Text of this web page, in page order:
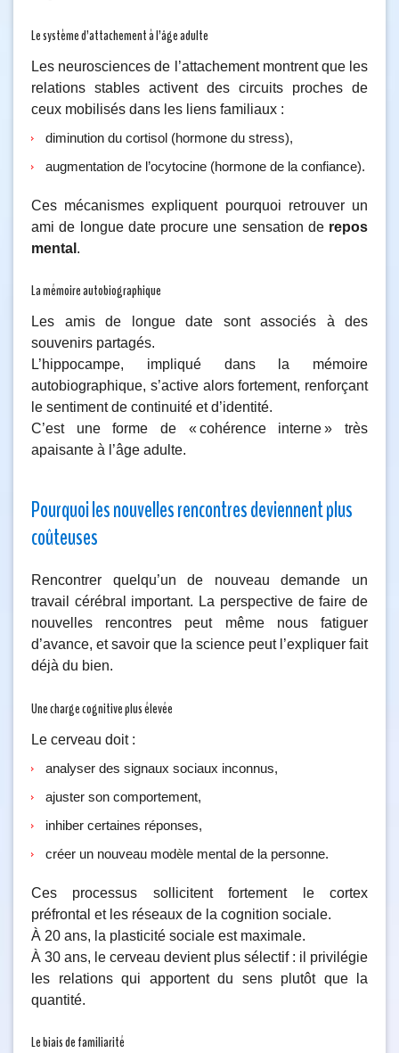
Le système d’attachement à l’âge adulte
Les neurosciences de l’attachement montrent que les
relations stables activent des circuits proches de
ceux mobilisés dans les liens familiaux :
diminution du cortisol (hormone du stress),
augmentation de l’ocytocine (hormone de la confiance).
Ces mécanismes expliquent pourquoi retrouver un
ami de longue date procure une sensation de repos
mental .
La mémoire autobiographique
Les amis de longue date sont associés à des
souvenirs partagés.
L’hippocampe, impliqué dans la mémoire
autobiographique, s’active alors fortement, renforçant
le sentiment de continuité et d’identité.
C’est une forme de « cohérence interne » très
apaisante à l’âge adulte.
Pourquoi les nouvelles rencontres deviennent plus
coûteuses
Rencontrer quelqu’un de nouveau demande un
travail cérébral important. La perspective de faire de
nouvelles rencontres peut même nous fatiguer
d’avance, et savoir que la science peut l’expliquer fait
déjà du bien.
Une charge cognitive plus élevée
Le cerveau doit :
analyser des signaux sociaux inconnus,
ajuster son comportement,
inhiber certaines réponses,
créer un nouveau modèle mental de la personne.
Ces processus sollicitent fortement le cortex
préfrontal et les réseaux de la cognition sociale.
À 20 ans, la plasticité sociale est maximale.
À 30 ans, le cerveau devient plus sélectif : il privilégie
les relations qui apportent du sens plutôt que la
quantité.
Le biais de familiarité